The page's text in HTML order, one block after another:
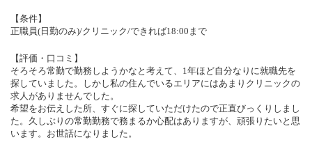
【条件】
正職員(日勤のみ)/クリニック/できれば18:00まで
【評価・口コミ】
そろそろ常勤で勤務しようかなと考えて、1年ほど自分なりに就職先を
探していました。しかし私の住んでいるエリアにはあまりクリニックの
求人がありませんでした。
希望をお伝えした所、すぐに探していただけたので正直びっくりしまし
た。久しぶりの常勤勤務で務まるか心配はありますが、頑張りたいと思
います。お世話になりました。